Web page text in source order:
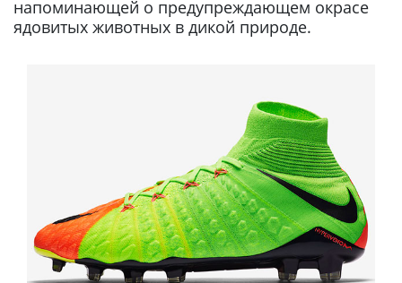
напоминающей о предупреждающем окрасе
ядовитых животных в дикой природе.